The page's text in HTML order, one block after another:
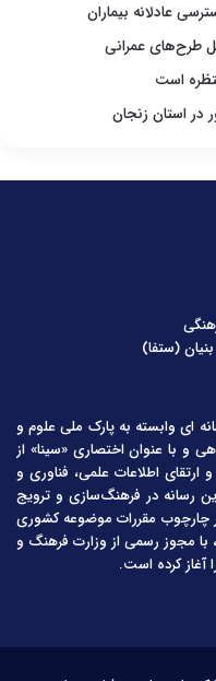
عادلانه بیماران
طرح‌های عمرانی
است
در استان زنجان
(ستفا)
ای وابسته به پارک ملی علوم و
و با عنوان اختصاری «سینا» از
سازی و ارتقای اطلاعات علمی، فناوری و
رسانه در فرهنگ‌سازی و ترویج
چارچوب مقررات موضوعه کشوری
مجوز رسمی از وزارت فرهنگ و